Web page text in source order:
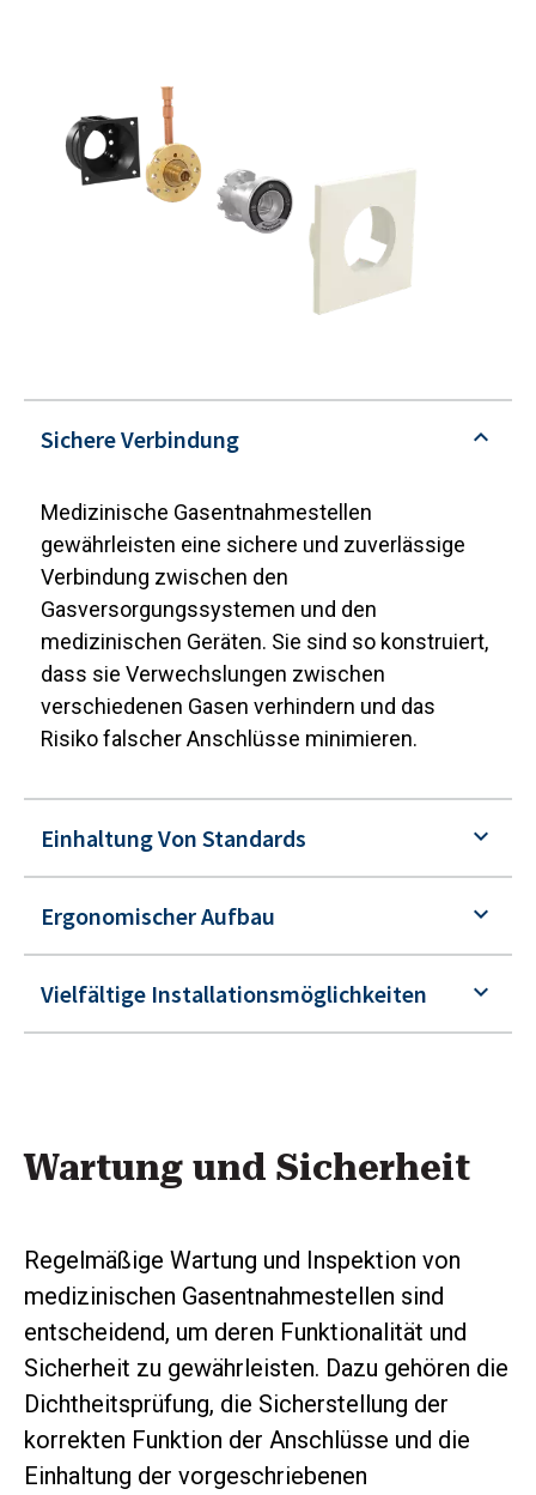
Sichere Verbindung
Medizinische Gasentnahmestellen
gewährleisten eine sichere und zuverlässige
Verbindung zwischen den
Gasversorgungssystemen und den
medizinischen Geräten. Sie sind so konstruiert,
dass sie Verwechslungen zwischen
verschiedenen Gasen verhindern und das
Risiko falscher Anschlüsse minimieren.
Einhaltung Von Standards
Ergonomischer Aufbau
Vielfältige Installationsmöglichkeiten
Wartung und Sicherheit
Regelmäßige Wartung und Inspektion von
medizinischen Gasentnahmestellen sind
entscheidend, um deren Funktionalität und
Sicherheit zu gewährleisten. Dazu gehören die
Dichtheitsprüfung, die Sicherstellung der
korrekten Funktion der Anschlüsse und die
Einhaltung der vorgeschriebenen